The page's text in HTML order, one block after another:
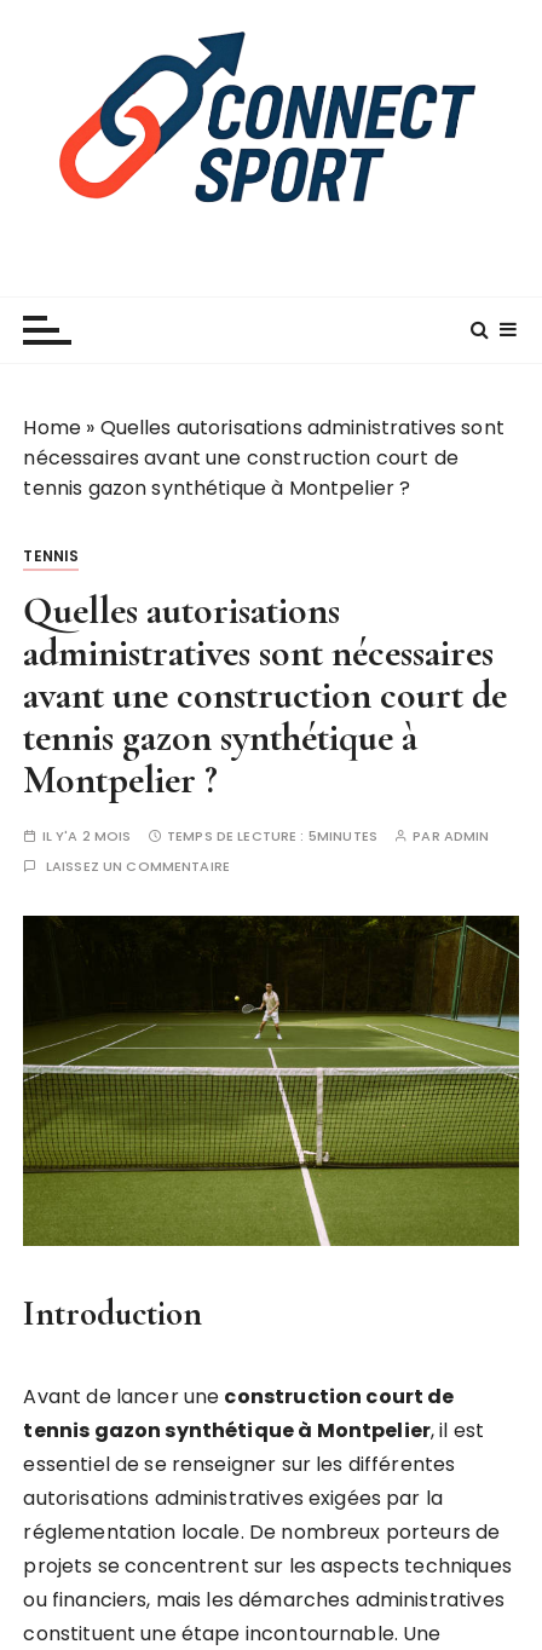
Home » Quelles autorisations administratives sont
nécessaires avant une construction court de
tennis gazon synthétique à Montpelier ?
TENNIS
Quelles autorisations
administratives sont nécessaires
avant une construction court de
tennis gazon synthétique à
Montpelier ?
IL Y'A 2 MOIS TEMPS DE LECTURE : 5MINUTES PAR ADMIN
LAISSEZ UN COMMENTAIRE
Introduction
Avant de lancer une construction court de
tennis gazon synthétique à Montpelier, il est
essentiel de se renseigner sur les différentes
autorisations administratives exigées par la
réglementation locale. De nombreux porteurs de
projets se concentrent sur les aspects techniques
ou financiers, mais les démarches administratives
constituent une étape incontournable. Une